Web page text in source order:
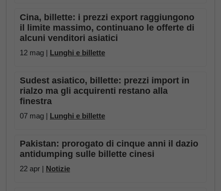
Cina, billette: i prezzi export raggiungono
il limite massimo, continuano le offerte di
alcuni venditori asiatici
12 mag | Lunghi e billette
Sudest asiatico, billette: prezzi import in
rialzo ma gli acquirenti restano alla
finestra
07 mag | Lunghi e billette
Pakistan: prorogato di cinque anni il dazio
antidumping sulle billette cinesi
22 apr | Notizie